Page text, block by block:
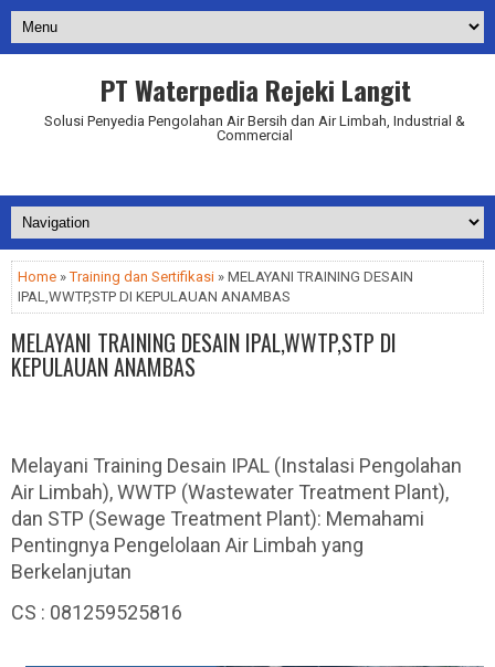
PT Waterpedia Rejeki Langit
Solusi Penyedia Pengolahan Air Bersih dan Air Limbah, Industrial &
Commercial
Home »Training dan Sertifikasi » MELAYANI TRAINING DESAIN
IPAL,WWTP,STP DI KEPULAUAN ANAMBAS
MELAYANI TRAINING DESAIN IPAL,WWTP,STP DI
KEPULAUAN ANAMBAS
Melayani Training Desain IPAL (Instalasi Pengolahan
Air Limbah), WWTP (Wastewater Treatment Plant),
dan STP (Sewage Treatment Plant): Memahami
Pentingnya Pengelolaan Air Limbah yang
Berkelanjutan
CS : 081259525816